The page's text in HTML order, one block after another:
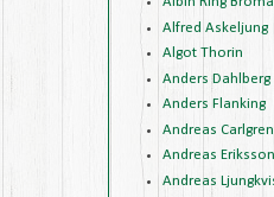
Alfred Askeljung
Algot Thorin
Anders Dahlberg
Anders Flanking
Andreas Carlgren
Andreas Eriksson
Andreas